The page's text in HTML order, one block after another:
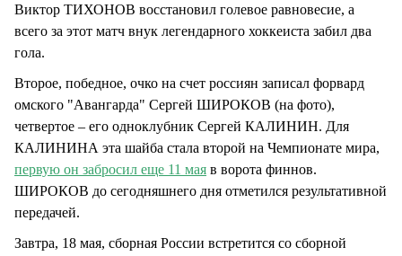
Виктор ТИХОНОВ восстановил голевое равновесие, а
всего за этот матч внук легендарного хоккеиста забил два
гола.
Второе, победное, очко на счет россиян записал форвард
омского "Авангарда" Сергей ШИРОКОВ (на фото),
четвертое – его одноклубник Сергей КАЛИНИН. Для
КАЛИНИНА эта шайба стала второй на Чемпионате мира,
первую он забросил еще 11 мая в ворота финнов.
ШИРОКОВ до сегодняшнего дня отметился результативной
передачей.
Завтра, 18 мая, сборная России встретится со сборной